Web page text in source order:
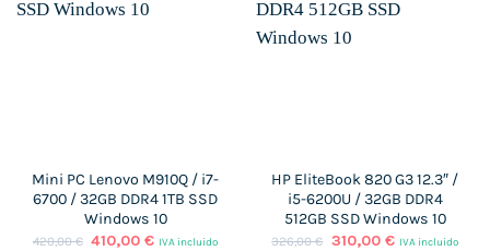
Mini PC Lenovo M910Q / i7-
6700 / 32GB DDR4 1TB SSD
Windows 10
420,00€ El
410,00€ElIVA incluido
HP EliteBook 820 G3 12.3″ /
i5-6200U / 32GB DDR4
512GB SSD Windows 10
326,00€ El
310,00 €ElIVA incluido